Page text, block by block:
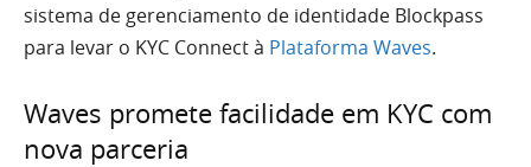
sistema de gerenciamento de identidade Blockpass
para levar o KYC Connect à Plataforma Waves.
Waves promete facilidade em KYC com
nova parceria